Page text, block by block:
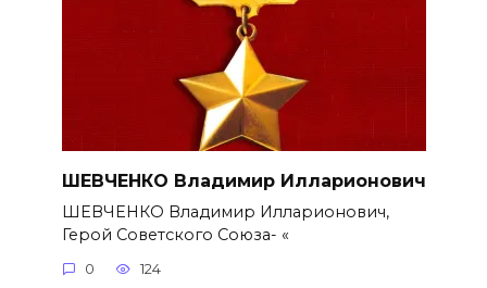
ШЕВЧЕНКО Владимир Илларионович
ШЕВЧЕНКО Владимир Илларионович,
Герой Советского Союза- «
0 124